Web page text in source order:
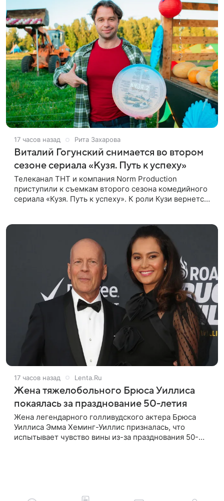
17 часов назад Рита Захарова
Виталий Гогунский снимается во втором
сезоне сериала «Кузя. Путь к успеху»
Телеканал ТНТ и компания Norm Production
приступили к съемкам второго сезона комедийного
сериала «Кузя. Путь к успеху». К роли Кузи вернется
17 часов назад Lenta.Ru
Жена тяжелобольного Брюса Уиллиса
покаялась за празднование 50-летия
Жена легендарного голливудского актера Брюса
Уиллиса Эмма Хеминг-Уиллис призналась, что
испытывает чувство вины из-за празднования 50-